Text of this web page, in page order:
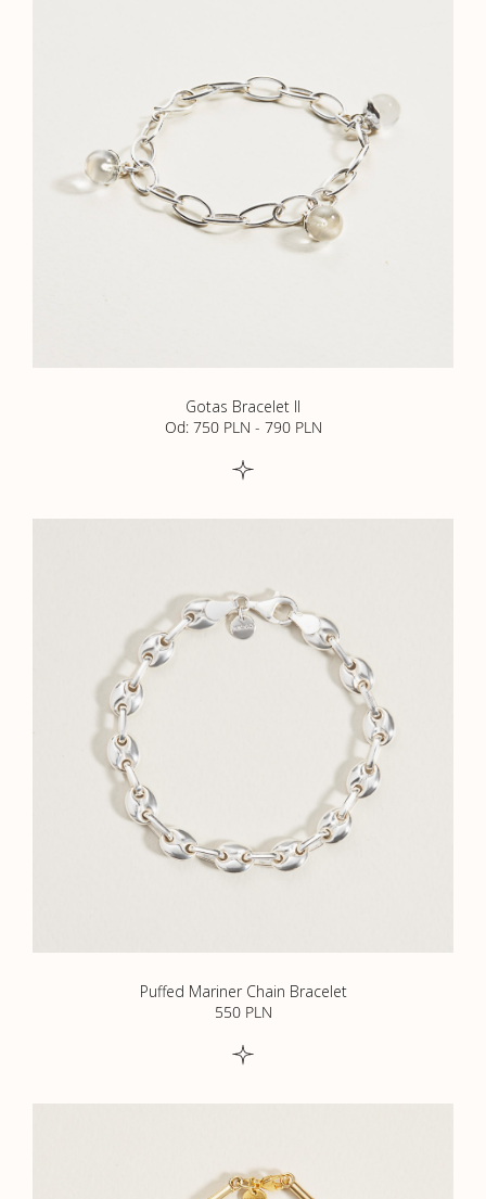
Gotas Bracelet II
Od: 750 PLN - 790 PLN
Puffed Mariner Chain Bracelet
550PLN